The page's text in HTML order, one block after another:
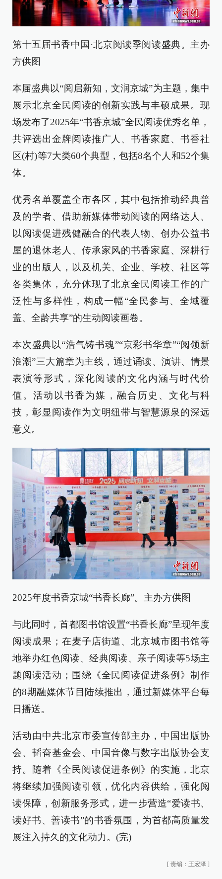
第十五届书香中国·北京阅读季阅读盛典。主办
方供图
本届盛典以“阅启新知，文润京城”为主题，集中
展示北京全民阅读的创新实践与丰硕成果。现
场发布了2025年“书香京城”全民阅读优秀名单，
共评选出金牌阅读推广人、书香家庭、书香社
区(村)等7大类60个典型，包括8名个人和52个集
体。
优秀名单覆盖全市各区，其中包括推动经典普
及的学者、借助新媒体带动阅读的网络达人、
以阅读促进残健融合的代表人物、创办公益书
屋的退休老人、传承家风的书香家庭、深耕行
业的出版人，以及机关、企业、学校、社区等
各类集体，充分体现了北京全民阅读工作的广
泛性与多样性，构成一幅“全民参与、全域覆
盖、全龄共享”的生动阅读画卷。
本次盛典以“浩气铸书魂”“京彩书华章”“阅领新
浪潮”三大篇章为主线，通过诵读、演讲、情景
表演等形式，深化阅读的文化内涵与时代价
值。活动以书香为媒，融合历史、文化与科
技，彰显阅读作为文明纽带与智慧源泉的深远
意义。
2025年度书香京城“书香长廊”。主办方供图
与此同时，首都图书馆设置“书香长廊”呈现年度
阅读成果；在麦子店街道、北京城市图书馆等
地举办红色阅读、经典阅读、亲子阅读等5场主
题阅读活动；围绕《全民阅读促进条例》制作
的8期融媒体节目陆续推出，通过新媒体平台每
日播送。
活动由中共北京市委宣传部主办，中国出版协
会、韬奋基金会、中国音像与数字出版协会支
持。随着《全民阅读促进条例》的实施，北京
将继续加强阅读引领，优化内容供给，强化阅
读保障，创新服务形式，进一步营造“爱读书、
读好书、善读书”的书香氛围，为首都高质量发
展注入持久的文化动力。(完)
[ 责编：王宏泽 ]